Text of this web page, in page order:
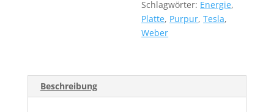
Schlagwörter: Energie,
Platte, Purpur,Tesla,
Weber
Beschreibung